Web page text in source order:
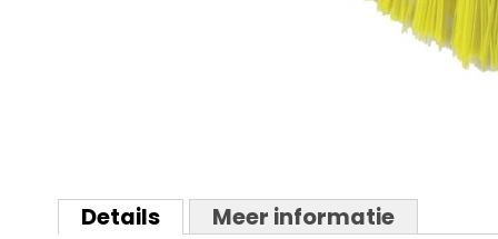
naar
hetDetails Meer informatie